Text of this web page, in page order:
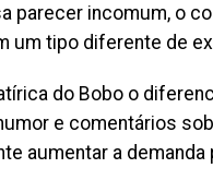
parecer incomum, o
um tipo diferente de
do Bobo o
e comentários
aumentar a